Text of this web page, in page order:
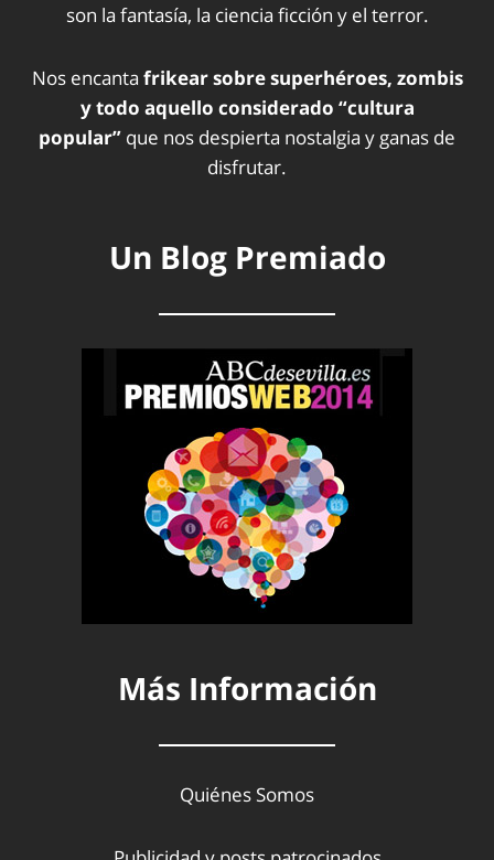
son la fantasía, la ciencia ficción y el terror.
Nos encanta frikear sobre superhéroes, zombis
y todo aquello considerado “cultura
popular” que nos despierta nostalgia y ganas de
disfrutar.
Un Blog Premiado
Más Información
Quiénes Somos